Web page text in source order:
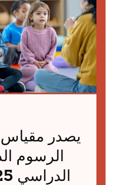
الرسوم
الدراسي 2025-2026